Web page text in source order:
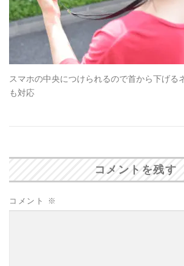
スマホの中央につけられるので首から下げる
も対応
コメントを残す
コメント ※